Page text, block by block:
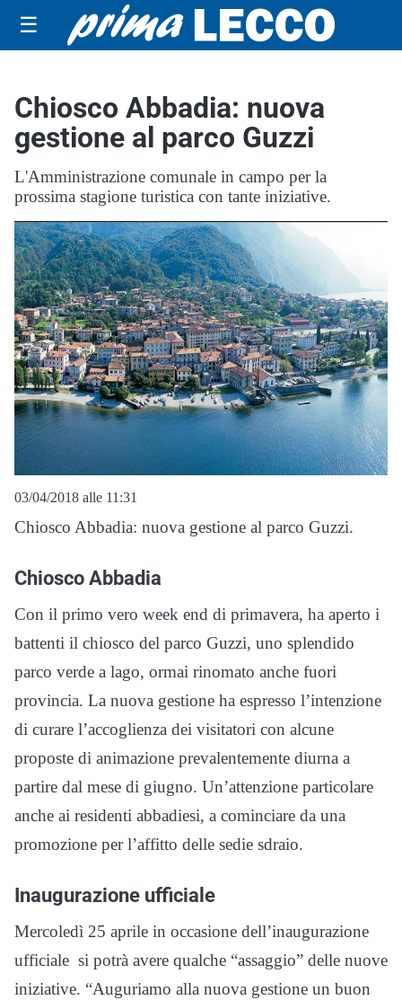
☰
Chiosco Abbadia: nuova
gestione al parco Guzzi
L'Amministrazione comunale in campo per la
prossima stagione turistica con tante iniziative.
03/04/2018 alle 11:31
Chiosco Abbadia: nuova gestione al parco Guzzi.
Chiosco Abbadia
Con il primo vero week end di primavera, ha aperto i
battenti il chiosco del parco Guzzi, uno splendido
parco verde a lago, ormai rinomato anche fuori
provincia. La nuova gestione ha espresso l’intenzione
di curare l’accoglienza dei visitatori con alcune
proposte di animazione prevalentemente diurna a
partire dal mese di giugno. Un’attenzione particolare
anche ai residenti abbadiesi, a cominciare da una
promozione per l’affitto delle sedie sdraio.
Inaugurazione ufficiale
Mercoledì 25 aprile in occasione dell’inaugurazione
ufficiale si potrà avere qualche “assaggio” delle nuove
iniziative. “Auguriamo alla nuova gestione un buon